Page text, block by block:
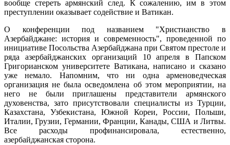
вообще стереть армянский след. К сожалению, им в этом
преступлении оказывает содействие и Ватикан.
О конференции под названием "Христианство в
Азербайджане: история и современность", проведенной по
инициативе Посольства Азербайджана при Святом престоле и
ряда азербайджанских организаций 10 апреля в Папском
Григорианском университете Ватикана, написано и сказано
уже немало. Напомним, что ни одна арменоведческая
организация не была осведомлена об этом мероприятии, на
него не были приглашены представители армянского
духовенства, зато присутствовали специалисты из Турции,
Казахстана, Узбекистана, Южной Кореи, России, Польши,
Италии, Грузии, Германии, Франции, Канады, США и Литвы.
Все расходы профинансировала, естественно,
азербайджанская сторона.